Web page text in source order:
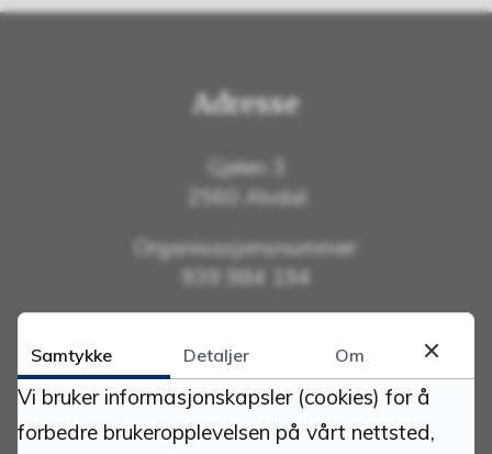
Adresse
Gjelen 3
2560 Alvdal
Organisasjonsnummer:
939 984 194
1895.06.00140
Kommunenummer: 3428
Samtykke Detaljer Om
Vi bruker informasjonskapsler (cookies) for å
forbedre brukeropplevelsen på vårt nettsted,